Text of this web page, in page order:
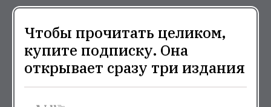
Чтобы прочитать целиком,
купите подписку. Она
открывает сразу три издания